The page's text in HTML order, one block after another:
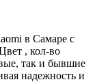
в Самаре с
, кол-во
так и бывшие
надежность и